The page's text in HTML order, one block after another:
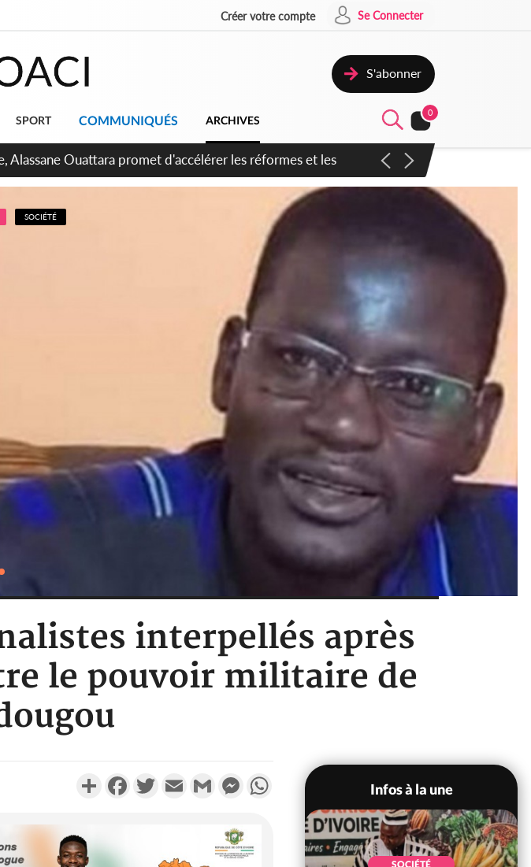
Créer votre compte Se Connecter
S'abonner
SPORT COMMUNIQUÉS ARCHIVES
0
le modèle ivoirien et veut s'en inspirer pour accélérer le
SOCIÉTÉ
interpellés après
le pouvoir militaire de
PartagerFacebookTwitterEmail Gmail MessengerWhatsApp
Infos à la une
POLITIQUE SOCIÉTÉ